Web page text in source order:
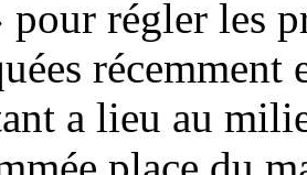
régler les
a lieu au